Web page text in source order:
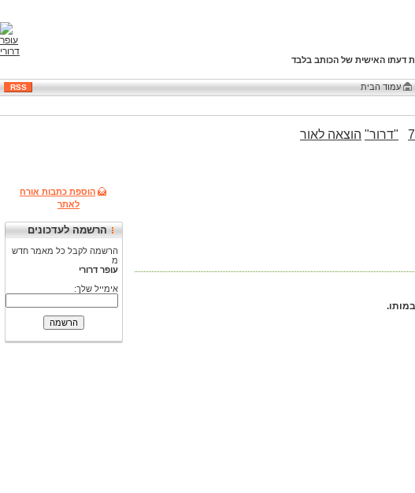
דעתו האישית של הכותב בלבד
RSS עמוד הבית
הוספת כתבות אורח
לאתר
הרשמה לעדכונים
הרשמה לקבל כל מאמר חדש
מ
עופר דרורי
אימייל שלך:
"דרור" הוצאה לאור